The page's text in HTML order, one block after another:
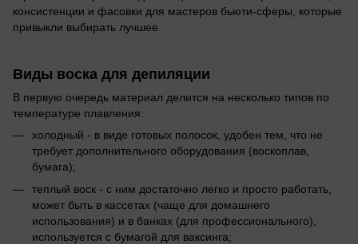
консистенции и фасовки для мастеров бьюти-сферы, которые
привыкли выбирать лучшее.
Виды воска для депиляции
В первую очередь материал делится на несколько типов по
температуре плавления:
холодный - в виде готовых полосок, удобен тем, что не
требует дополнительного оборудования (воскоплав,
бумага);
теплый воск - с ним достаточно легко и просто работать,
может быть в кассетах (чаще для домашнего
использования) и в банках (для профессионального),
используется с бумагой для ваксинга;